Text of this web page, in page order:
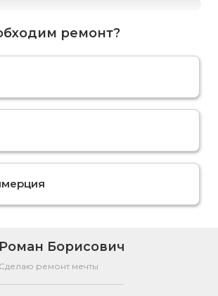
Роман Борисович
Сделаю ремонт мечты
ремонт?